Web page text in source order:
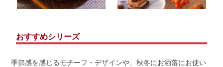
おすすめシリーズ
季節感を感じるモチーフ・デザインや、秋冬にお洒落にお使い